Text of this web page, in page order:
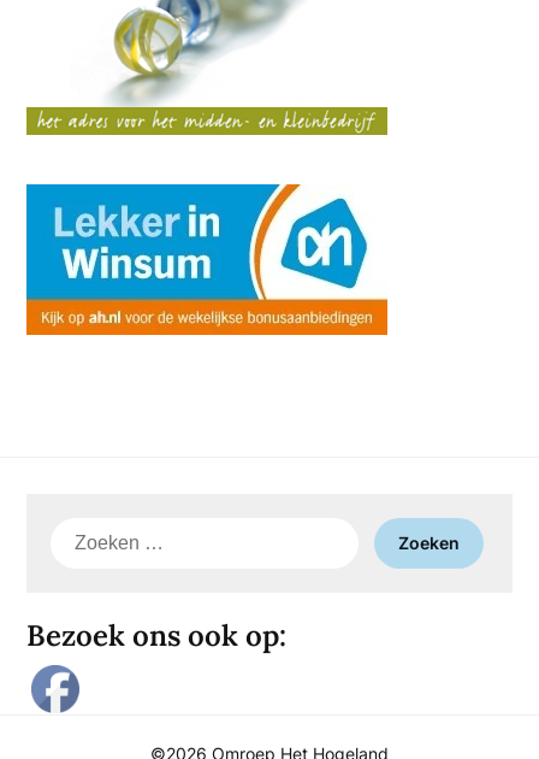
Zoeken
Bezoek ons ook op:
©2026 Omroep Het Hogeland